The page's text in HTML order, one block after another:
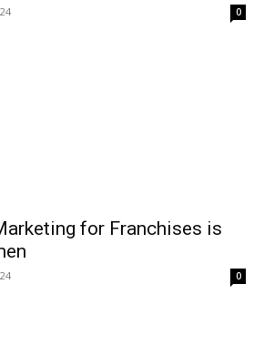
0
for Franchises is
0